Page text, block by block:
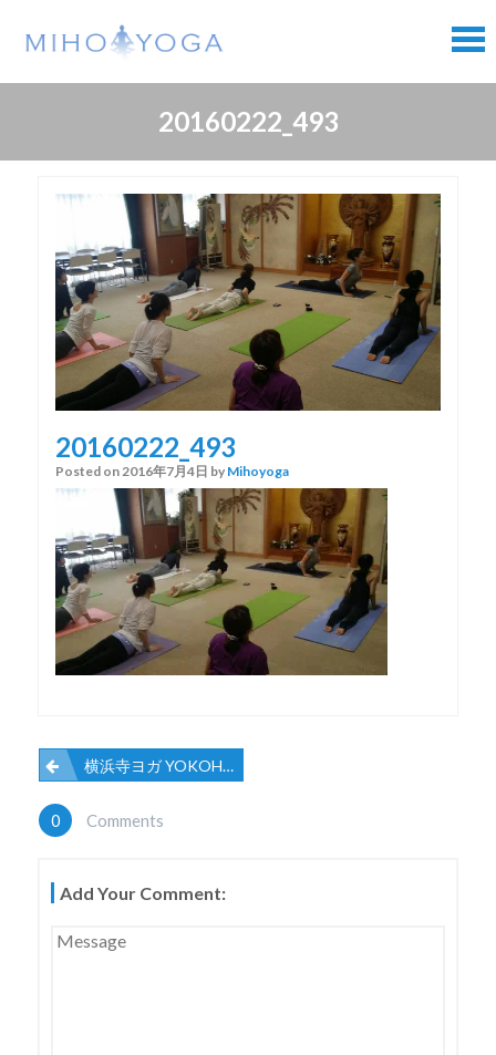
content
content
20160222_493
20160222_493
Posted on 2016年7月4日 by Mihoyoga
投
ナ
横浜寺ヨガ YOKOHAMA
0 Comments
Add Your Comment: